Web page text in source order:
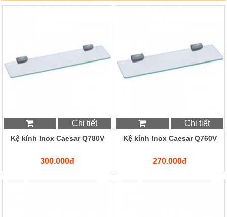
Chi tiết
Kệ kính Inox Caesar Q780V
300.000đ
Chi tiết
Kệ kính Inox Caesar Q760V
270.000đ